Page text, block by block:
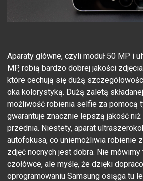
Aparaty główne, czyli moduł 50 MP i
MP, robią bardzo dobrej jakości
które cechują się dużą
oka kolorystyką. Dużą zaletą
możliwość robienia selfie za pomocą
gwarantuje znacznie lepszą jakość niż
przednia. Niestety, aparat
autofokusa, co uniemożliwia robienie
zdjęć nocnych jest dobra. Nie mówimy
czołówce, ale myślę, że dzięki
oprogramowaniu Samsung osiąga tu